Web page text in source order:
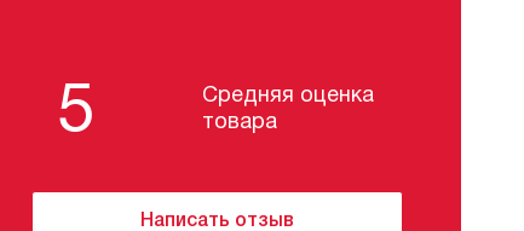
5
Средняя оценка
товара
Написать отзыв